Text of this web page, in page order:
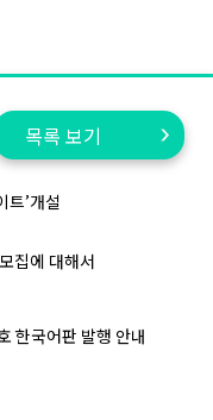
목록 보기
트’개설
집에 대해서
한국어판 발행 안내